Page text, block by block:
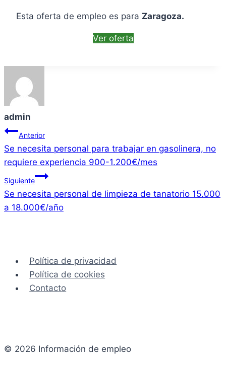
Esta oferta de empleo es para Zaragoza.
Ver oferta
admin
Navegación
de
entradas
Anterior
Se necesita personal para trabajar en gasolinera, no
requiere experiencia 900-1.200€/mes
Siguiente
Se necesita personal de limpieza de tanatorio 15.000
a 18.000€/año
Política de privacidad
Política de cookies
Contacto
© 2026 Información de empleo